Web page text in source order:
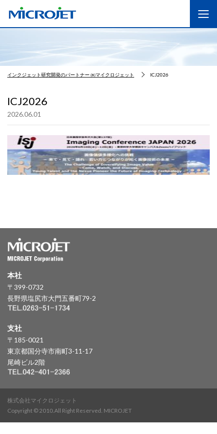
インクジェット研究開発のパートナー ㈱マイクロジェット ICJ2026
ICJ2026
2026.06.01
本社
〒399-0732
長野県塩尻市大門五番町79-2
支社
〒185-0021
東京都国分寺市南町3-11-17
尾崎ビル2階
株式会社マイクロジェット
Copyright © 2010.All Right Reserved. MICROJET